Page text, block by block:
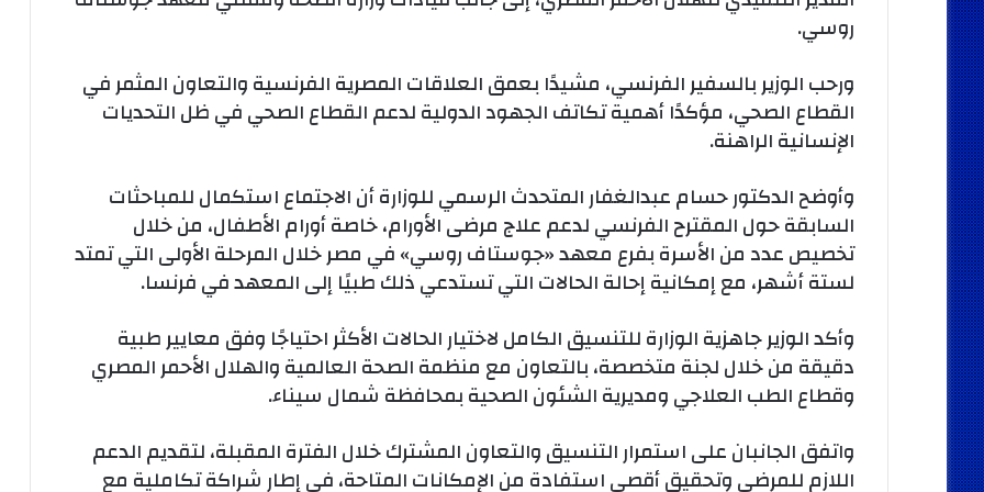
روسي.
ورحب الوزير بالسفير الفرنسي، مشيدًا بعمق العلاقات المصرية الفرنسية والتعاون المثمر في
القطاع الصحي، مؤكدًا أهمية تكاتف الجهود الدولية لدعم القطاع الصحي في ظل التحديات
الإنسانية الراهنة.
وأوضح الدكتور حسام عبدالغفار المتحدث الرسمي للوزارة أن الاجتماع استكمال للمباحثات
السابقة حول المقترح الفرنسي لدعم علاج مرضى الأورام، خاصة أورام الأطفال، من خلال
تخصيص عدد من الأسرة بفرع معهد «جوستاف روسي» في مصر خلال المرحلة الأولى التي تمتد
لستة أشهر، مع إمكانية إحالة الحالات التي تستدعي ذلك طبيًا إلى المعهد في فرنسا.
وأكد الوزير جاهزية الوزارة للتنسيق الكامل لاختيار الحالات الأكثر احتياجًا وفق معايير طبية
دقيقة من خلال لجنة متخصصة، بالتعاون مع منظمة الصحة العالمية والهلال الأحمر المصري
وقطاع الطب العلاجي ومديرية الشئون الصحية بمحافظة شمال سيناء.
واتفق الجانبان على استمرار التنسيق والتعاون المشترك خلال الفترة المقبلة، لتقديم الدعم
اللازم للمرضى وتحقيق أقصى استفادة من الإمكانات المتاحة، في إطار شراكة تكاملية مع